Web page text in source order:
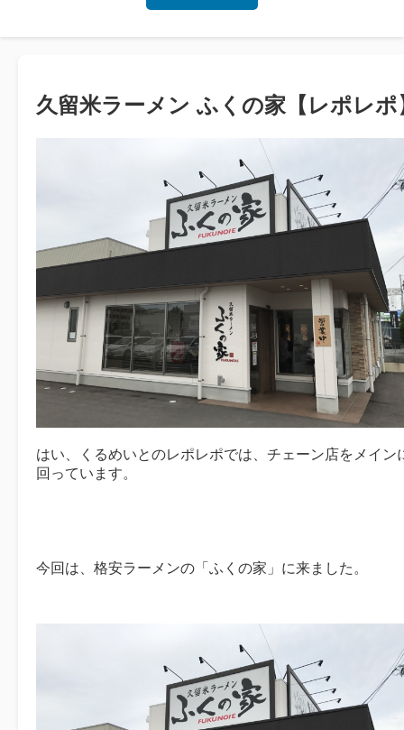
久留米ラーメン ふくの家【レポレポ
はい、くるめいとのレポレポでは、チェーン店をメイン
回っています。
今回は、格安ラーメンの「ふくの家」に来ました。